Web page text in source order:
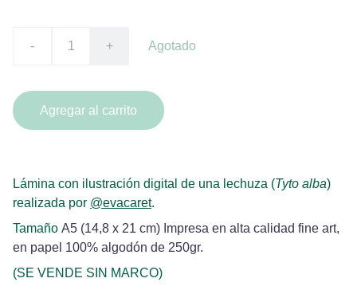
- + Agotado
Agregar al carrito
Lámina con ilustración digital de una lechuza (Tyto alba)
realizada por @evacaret.
Tamaño A5 (14,8 x 21 cm) Impresa en alta calidad fine art,
en papel 100% algodón de 250gr.
(SE VENDE SIN MARCO)